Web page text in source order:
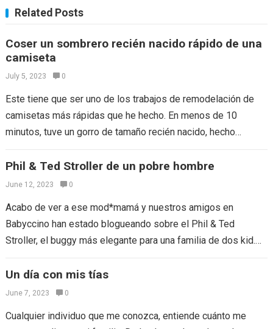
Related Posts
Coser un sombrero recién nacido rápido de una
camiseta
July 5, 2023 0
Este tiene que ser uno de los trabajos de remodelación de
camisetas más rápidas que he hecho. En menos de 10
minutos, tuve un gorro de tamaño recién nacido, hecho…
Phil & Ted Stroller de un pobre hombre
June 12, 2023 0
Acabo de ver a ese mod*mamá y nuestros amigos en
Babyccino han estado blogueando sobre el Phil & Ted
Stroller, el buggy más elegante para una familia de dos kid.…
Un día con mis tías
June 7, 2023 0
Cualquier individuo que me conozca, entiende cuánto me